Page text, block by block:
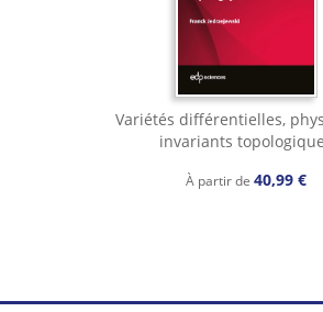
Variétés différentielles,
invariants
À partir de 40,99 €